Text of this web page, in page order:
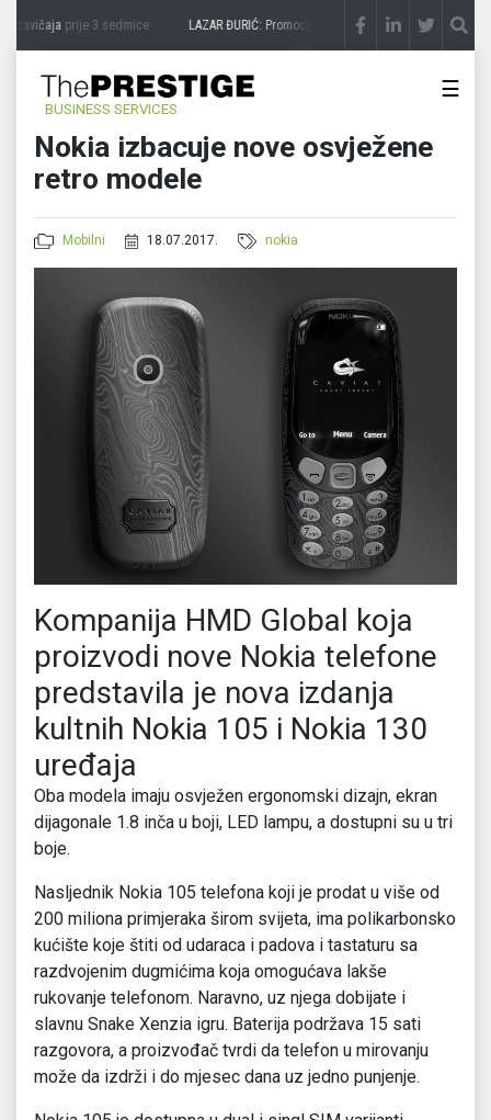
zavičajaprije 3 sedmice LAZAR ĐURIĆ: Promocija potencijal pretvara u destinaciju
BUSINESS SERVICES
☰
Nokia izbacuje nove osvježene
retro modele
Mobilni 18.07.2017. nokia
Kompanija HMD Global koja
proizvodi nove Nokia telefone
predstavila je nova izdanja
kultnih Nokia 105 i Nokia 130
uređaja
Oba modela imaju osvježen ergonomski dizajn, ekran
dijagonale 1.8 inča u boji, LED lampu, a dostupni su u tri
boje.
Nasljednik Nokia 105 telefona koji je prodat u više od
200 miliona primjeraka širom svijeta, ima polikarbonsko
kućište koje štiti od udaraca i padova i tastaturu sa
razdvojenim dugmićima koja omogućava lakše
rukovanje telefonom. Naravno, uz njega dobijate i
slavnu Snake Xenzia igru. Baterija podržava 15 sati
razgovora, a proizvođač tvrdi da telefon u mirovanju
može da izdrži i do mjesec dana uz jedno punjenje.